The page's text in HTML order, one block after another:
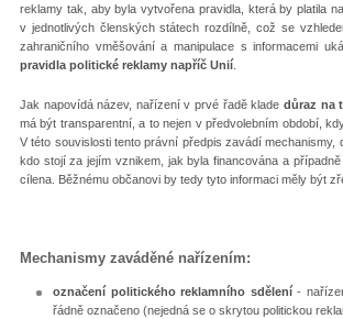
reklamy tak, aby byla vytvořena pravidla, která by platila
v jednotlivých členských státech rozdílně, což se
zahraničního vměšování a manipulace s informacemi
pravidla politické reklamy napříč Unií
Jak napovídá název, nařízení v prvé řadě klade důraz na
má být transparentní, a to nejen v předvolebním období,
V této souvislosti tento právní předpis zavádí
kdo stojí za jejím vznikem, jak byla financována a
cílena. Běžnému občanovi by tedy tyto informaci měly být
Mechanismy zaváděné nařízením:
označení politického reklamního sdělení-
řádně označeno (nejedná se o skrytou politickou